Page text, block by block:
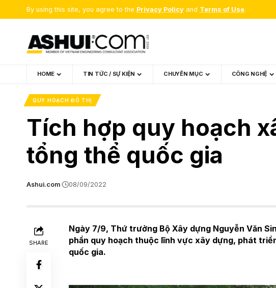
By using this site, you agree to the Privacy Policy and Terms of Use.
HOME TIN TỨC / SỰ KIỆN CHUYÊN MỤC CÔNG NGHỆ
QUY HOẠCH ĐÔ THỊ
Tích hợp quy hoạch
tổng thể quốc gia
Ashui.com 08/09/2022
SHARE
Ngày 7/9, Thứ trưởng Bộ Xây dựng Nguyễn Văn
phần quy hoạch thuộc lĩnh vực xây dựng, phát
quốc gia.